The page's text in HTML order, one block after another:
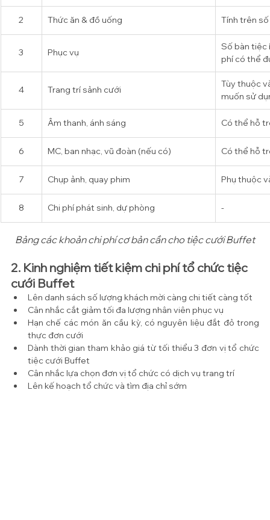
2 Thức ăn & đồ uống Tính trên
3 Phục vụ
Số bàn tiệc
phí có thể
4 Trang trí sảnh cưới
Tùy thuộc
muốn sử
5 Âm thanh, ánh sáng Có thể hỗ
6 MC, ban nhạc, vũ đoàn (nếu có) Có thể hỗ
7 Chụp ảnh, quay phim Phụ thuộc
8 Chi phí phát sinh, dự phòng -
Bảng các khoản chi phí cơ bản cần cho tiệc cưới Buffet
2. Kinh nghiệm tiết kiệm chi phí tổ chức tiệc
cưới Buffet
Lên danh sách số lượng khách mời càng chi tiết càng tốt
Cân nhắc cắt giảm tối đa lượng nhân viên phục vụ
Hạn chế các món ăn cầu kỳ, có nguyên liệu đắt đỏ trong
thực đơn cưới
Dành thời gian tham khảo giá từ tối thiểu 3 đơn vị tổ chức
tiệc cưới Buffet
Cân nhắc lựa chọn đơn vị tổ chức có dịch vụ trang trí
Lên kế hoạch tổ chức và tìm địa chỉ sớm